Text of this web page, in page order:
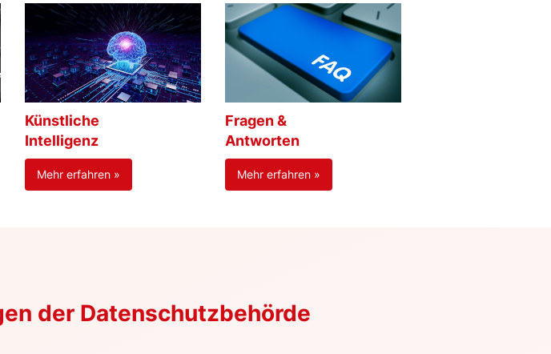
Künstliche
Intelligenz
Mehr erfahren »
Fragen &
Antworten
Mehr erfahren »
der Datenschutzbehörde